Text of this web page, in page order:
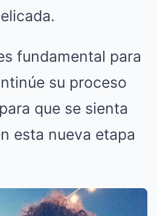
fundamental para
su proceso
que se sienta
esta nueva etapa